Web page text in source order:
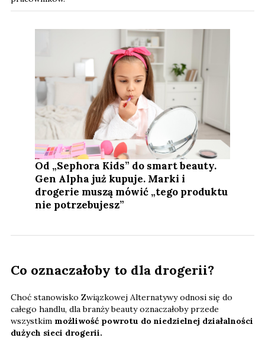
Od „Sephora Kids” do smart beauty.
Gen Alpha już kupuje. Marki i
drogerie muszą mówić „tego produktu
nie potrzebujesz”
Co oznaczałoby to dla drogerii?
Choć stanowisko Związkowej Alternatywy odnosi się do
całego handlu, dla branży beauty oznaczałoby przede
wszystkim możliwość powrotu do niedzielnej działalności
dużych sieci drogerii.